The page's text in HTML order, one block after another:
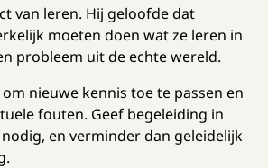
van leren. Hij geloofde dat
moeten doen wat ze leren in
probleem uit de echte wereld.
nieuwe kennis toe te passen en
fouten. Geef begeleiding in
en verminder dan geleidelijk